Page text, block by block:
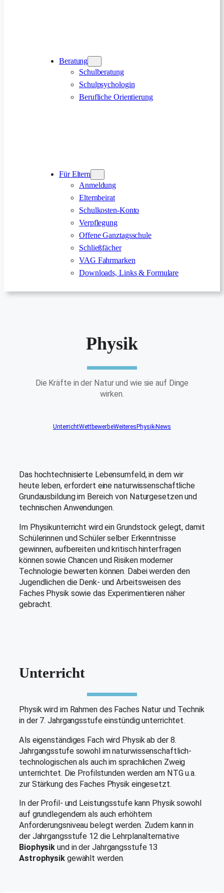
Beratung
Schulberatung
Schulpsychologin
Berufliche Orientierung
Für Eltern
Anmeldung
Elternbeirat
Schulkosten-Konto
Verpflegung
Offene Ganztagsschule
Schließfächer
VAG Fahrmarken
Downloads, Links & Formulare
Physik
Die Kräfte in der Natur und wie sie auf Dinge
wirken.
UnterrichtWettbewerbeWeiteres Physik-News
Das hochtechnisierte Lebensumfeld, in dem wir
heute leben, erfordert eine naturwissenschaftliche
Grundausbildung im Bereich von Naturgesetzen und
technischen Anwendungen.
Im Physikunterricht wird ein Grundstock gelegt, damit
Schülerinnen und Schüler selber Erkenntnisse
gewinnen, aufbereiten und kritisch hinterfragen
können sowie Chancen und Risiken moderner
Technologie bewerten können. Dabei werden den
Jugendlichen die Denk- und Arbeitsweisen des
Faches Physik sowie das Experimentieren näher
gebracht.
Unterricht
Physik wird im Rahmen des Faches Natur und Technik
in der 7. Jahrgangsstufe einstündig unterrichtet.
Als eigenständiges Fach wird Physik ab der 8.
Jahrgangsstufe sowohl im naturwissenschaftlich-
technologischen als auch im sprachlichen Zweig
unterrichtet. Die Profilstunden werden am NTG u.a.
zur Stärkung des Faches Physik eingesetzt.
In der Profil- und Leistungsstufe kann Physik sowohl
auf grundlegendem als auch erhöhtem
Anforderungsniveau belegt werden. Zudem kann in
der Jahrgangsstufe 12 die Lehrplanalternative
Biophysik und in der Jahrgangsstufe 13
Astrophysik gewählt werden.